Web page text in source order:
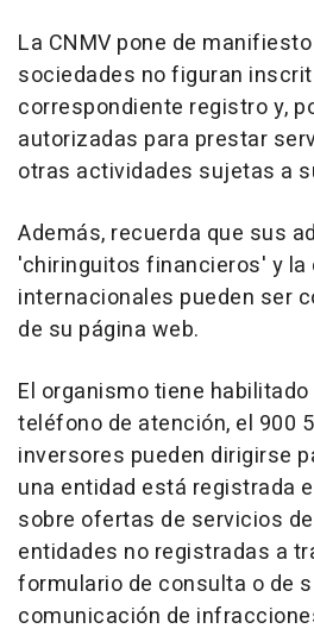
La CNMV pone de
sociedades no figuran
correspondiente registro y,
autorizadas para prestar
otras actividades sujetas a
Además, recuerda que sus
'chiringuitos financieros' y la
internacionales pueden ser
de su página web.
El organismo tiene
teléfono de atención, el 900
inversores pueden dirigirse
una entidad está registrada
sobre ofertas de servicios
entidades no registradas a
formulario de consulta o de
comunicación de